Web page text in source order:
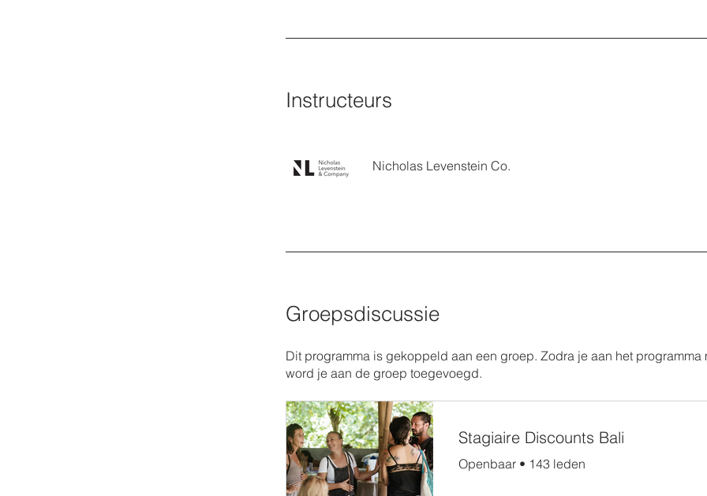
Instructeurs
Nicholas Levenstein Co.
Groepsdiscussie
Dit programma is gekoppeld aan een groep. Zodra je aan het programma
word je aan de groep toegevoegd.
Stagiaire Discounts Bali
Openbaar • 143 leden